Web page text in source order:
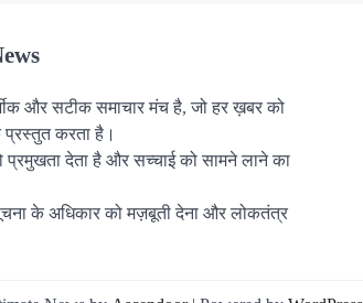
और सटीक समाचार मंच है, जो हर ख़बर को
प्रस्तुत करता है।
देता है और सच्चाई को सामने लाने का
के अधिकार को मज़बूती देना और लोकतंत्र